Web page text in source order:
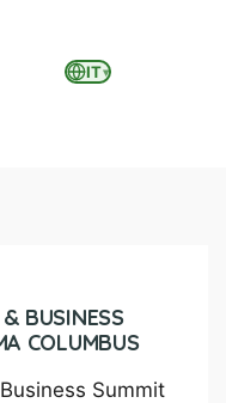
IT▾
BUSINESS
COLUMBUS
Summit